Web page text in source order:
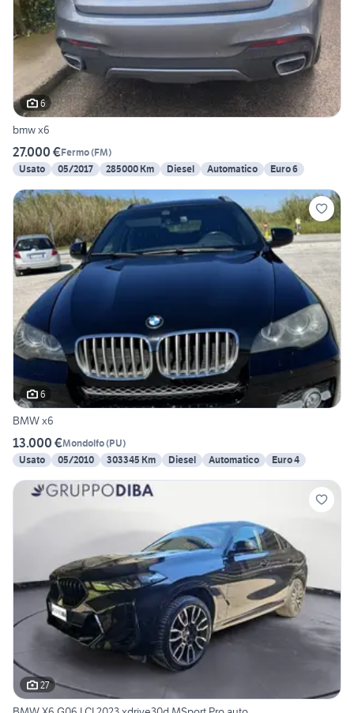
6
bmw x6
27.000 €Fermo(FM)
Usato
05/2017 285000 Km Diesel Automatico Euro 6
6
BMW x6
13.000 €Mondolfo(PU)
Usato
05/2010 303345 Km Diesel Automatico Euro 4
27